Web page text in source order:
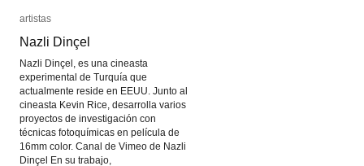
artistas
Nazli Dinçel
Nazli Dinçel, es una cineasta
experimental de Turquía que
actualmente reside en EEUU. Junto al
cineasta Kevin Rice, desarrolla varios
proyectos de investigación con
técnicas fotoquímicas en película de
16mm color. Canal de Vimeo de Nazli
Dinçel En su trabajo,
artistas
Nazli Dinçel